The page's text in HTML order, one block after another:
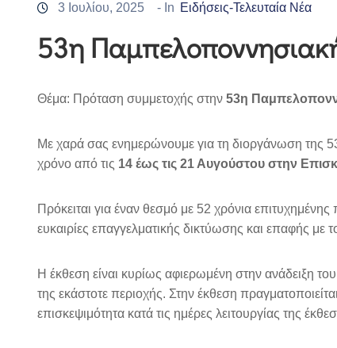
3 Ιουλίου, 2025 - In Ειδήσεις-Τελευταία Νέα
53η
Θέμα: Πρόταση συμμετοχής στην 53η
Με χαρά σας ενημερώνουμε για τη διοργάνωση της
χρόνο από τις 14 έως τις 21 Αυγούστου στην
Πρόκειται για έναν θεσμό με 52 χρόνια
ευκαιρίες επαγγελματικής δικτύωσης και επαφής με
Η έκθεση είναι κυρίως αφιερωμένη στην ανάδειξη
της εκάστοτε περιοχής. Στην έκθεση
επισκεψιμότητα κατά τις ημέρες λειτουργίας της